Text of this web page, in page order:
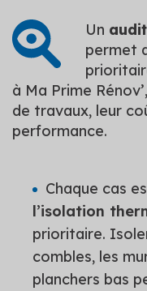
Un
permet
à Ma Prime
de travaux, leur
performance.
Chaque cas
l’isolation
prioritaire.
combles, les
planchers bas